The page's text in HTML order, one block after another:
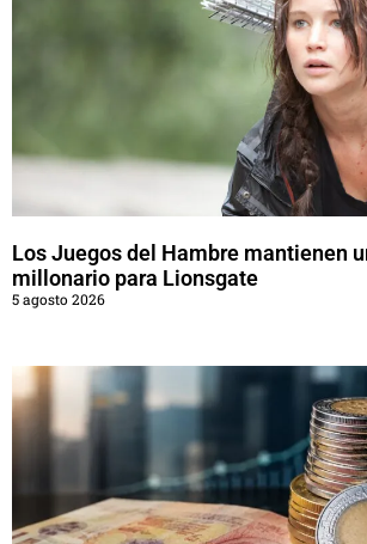
Los Juegos del Hambre mantienen
millonario para Lionsgate
5 agosto 2026